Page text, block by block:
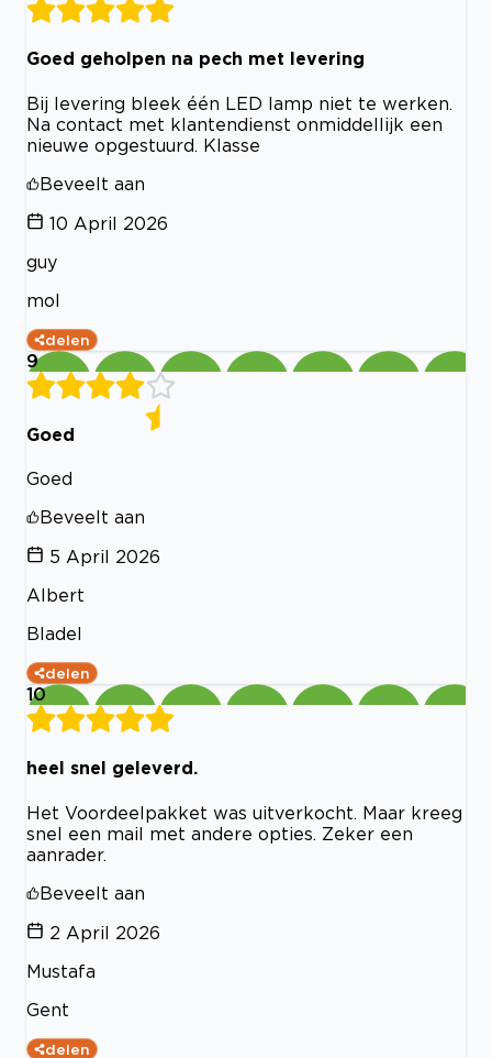
Goed geholpen na pech met levering
Bij levering bleek één LED lamp niet te werken.
Na contact met klantendienst onmiddellijk een
nieuwe opgestuurd. Klasse
Beveelt aan
10 April 2026
guy
mol
delen
9
Goed
Goed
Beveelt aan
5 April 2026
Albert
Bladel
delen
10
heel snel geleverd.
Het Voordeelpakket was uitverkocht. Maar kreeg
snel een mail met andere opties. Zeker een
aanrader.
Beveelt aan
2 April 2026
Mustafa
Gent
delen